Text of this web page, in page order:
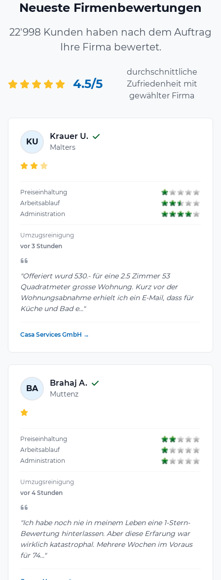
Neueste Firmenbewertungen
22'998 Kunden haben nach dem Auftrag
Ihre Firma bewertet.
4.5/5
durchschnittliche
Zufriedenheit mit
gewählter Firma
KU
Krauer U.
Malters
Preiseinhaltung
Arbeitsablauf
Administration
Umzugsreinigung
vor 3 Stunden
"Offeriert wurd 530.- für eine 2.5 Zimmer 53
Quadratmeter grosse Wohnung. Kurz vor der
Wohnungsabnahme erhielt ich ein E-Mail, dass für
Küche und Bad e..."
Casa Services GmbH →
BA
Brahaj A.
Muttenz
Preiseinhaltung
Arbeitsablauf
Administration
Umzugsreinigung
vor 4 Stunden
"Ich habe noch nie in meinem Leben eine 1-Stern-
Bewertung hinterlassen. Aber diese Erfarung war
wirklich katastrophal. Mehrere Wochen im Voraus
für 74..."